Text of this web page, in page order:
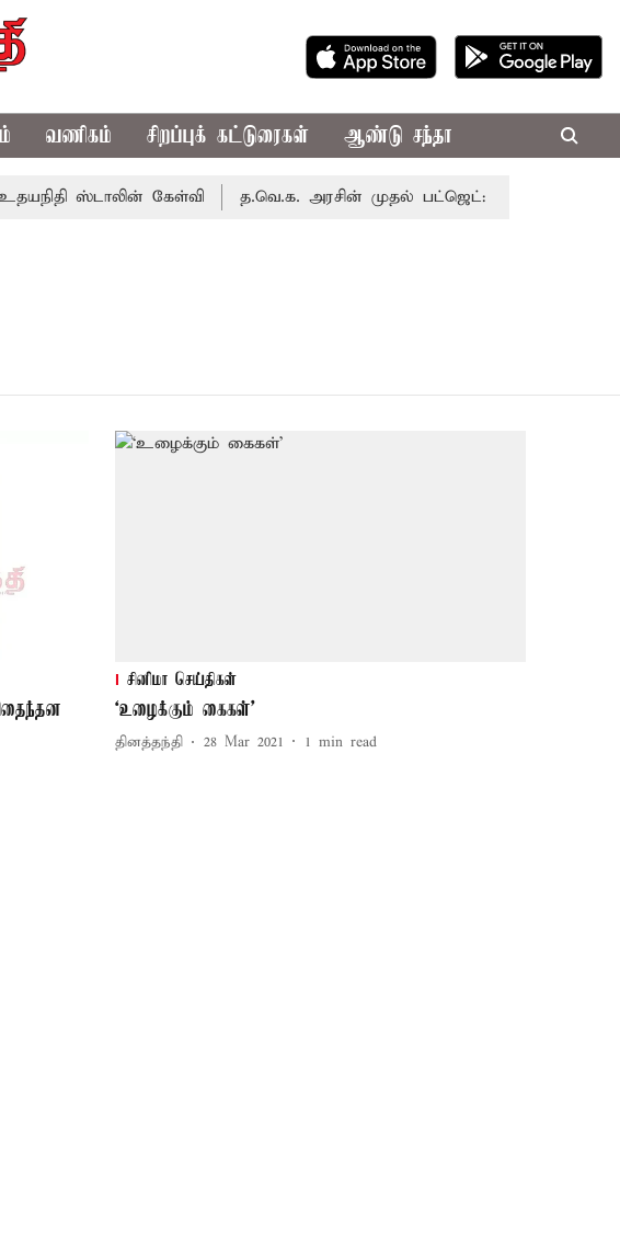
வணிகம் சிறப்புக் கட்டுரைகள் ஆண்டு சந்தா
ஸ்டாலின் கேள்வி த.வெ.க. அரசின் முதல் பட்ஜெட்: மாற்றமா?,
சினிமா செய்திகள்
‘உழைக்கும் கைகள்’
தினத்தந்தி 28 Mar 2021 1 min read